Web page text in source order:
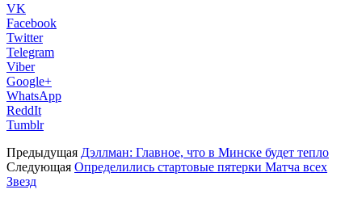
VK
Facebook
Twitter
Telegram
Viber
Google+
WhatsApp
ReddIt
Tumblr
Предыдущая Дэллман: Главное, что в Минске будет тепло
Следующая Определились стартовые пятерки Матча всех
Звезд